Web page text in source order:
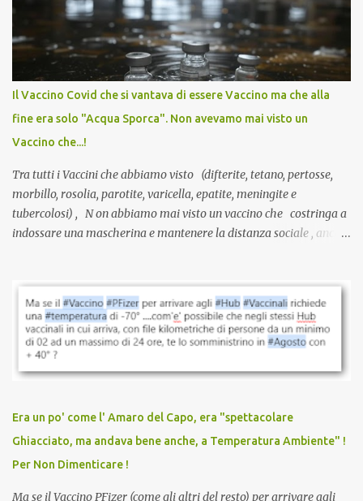
anti-Covid, un pro-farmaco, con autorizzazione condizionata,
sviluppato in tempi record, con tecnologie mai utilizzate prima su
larga scala, ancora oggetto di studio e di discussione
internazionale serve solo una firma. La tua. Lo si somministra
anche a persone sane, giovani, senza fattori di rischio, spesso già
serve una prescrizione. Non c’è diagnosi. Non c’è presa in carico.
L’unico atto richiesto è una fi...
Il Vaccino Covid che si vantava di essere Vaccino ma che alla
fine era solo "Acqua Sporca". Non avevamo mai visto un
Vaccino che...!
Tra tutti i Vaccini che abbiamo visto (difterite, tetano, pertosse,
morbillo, rosolia, parotite, varicella, epatite, meningite e
tubercolosi) , N on abbiamo mai visto un vaccino che costringa a
indossare una mascherina e mantenere la distanza sociale , anche
vaccinazione. Non avevamo mai sentito parlare di ricompense,
sconti, incentivi per vaccinarsi. Non avevamo mai visto
discriminazioni per coloro che non l’hanno fatto. Se non sei stato
vaccinato, nessuno aveva prima cercato di farti sentire una
persona cattiva. Non avevamo mai visto un vaccino che minacci le
vaccino usato per minacciare i mezzi di sussistenza, il lavoro o la
scuola. Non avevamo mai visto un vaccino che permettesse a un
dodicenne di ignorare il consenso dei genitori. Dopo tutti i vaccini
che abbiamo elencato sopra...
Era un po' come l' Amaro del Capo, era "spettacolare
Ghiacciato, ma andava bene anche, a Temperatura Ambiente" !
Per Non Dimenticare !
Ma se il Vaccino PFizer (come gli altri del resto) per arrivare agli